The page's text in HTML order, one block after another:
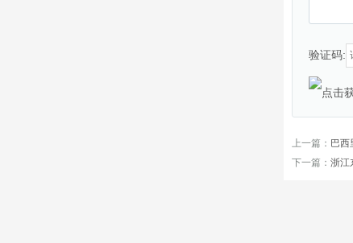
验证码:
上一篇： 巴西
下一篇： 浙江